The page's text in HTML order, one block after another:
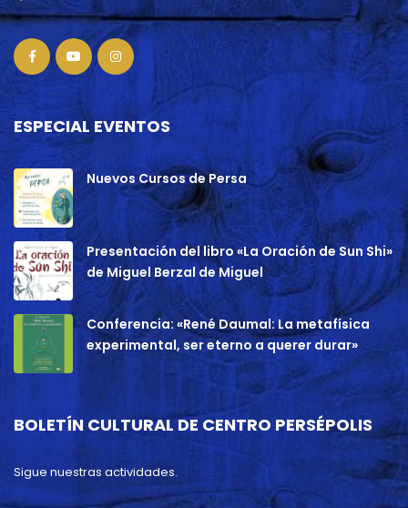
ESPECIAL EVENTOS
Nuevos Cursos de Persa
Presentación del libro «La Oración de Sun Shi»
de Miguel Berzal de Miguel
Conferencia: «René Daumal: La metafísica
experimental, ser eterno a querer durar»
BOLETÍN CULTURAL DE CENTRO PERSÉPOLIS
Sigue nuestras actividades.